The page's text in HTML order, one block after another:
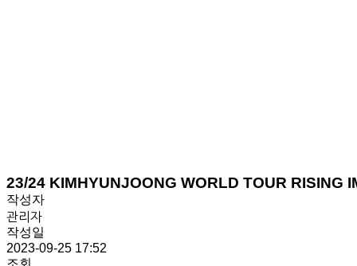
23/24 KIMHYUNJOONG WORLD TOUR RISING
작성자
관리자
작성일
2023-09-25 17:52
조회